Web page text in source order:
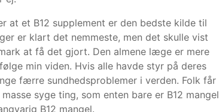
at et B12 supplement er den bedste kilde til
er klart det nemmeste, men det skulle vist
at få det gjort. Den almene læge er mere
min viden. Hvis alle havde styr på deres
færre sundhedsproblemer i verden. Folk får
syge ting, som enten bare er B12 mangel
B12 mangel.